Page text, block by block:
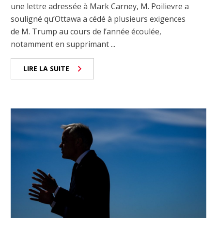
une lettre adressée à Mark Carney, M. Poilievre a
souligné qu’Ottawa a cédé à plusieurs exigences
de M. Trump au cours de l’année écoulée,
notamment en supprimant ...
LIRE LA SUITE